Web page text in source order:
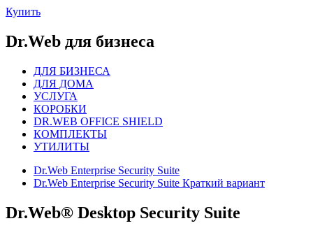
Купить
Dr.Web для бизнеса
ДЛЯ БИЗНЕСА
ДЛЯ ДОМА
УСЛУГА
КОРОБКИ
DR.WEB OFFICE SHIELD
КОМПЛЕКТЫ
УТИЛИТЫ
Dr.Web Enterprise Security Suite
Dr.Web Enterprise Security Suite Краткий вариант
Dr.Web® Desktop Security Suite